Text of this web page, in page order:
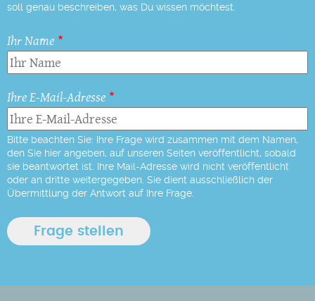
soll genau beschreiben, was Du wissen möchtest.
Ihr Name
Ihre E-Mail-Adresse
Bitte beachten Sie: Ihre Frage wird zusammen mit dem Namen,
den Sie hier angeben, auf unseren Seiten veröffentlicht, sobald
sie beantwortet ist. Ihre Mail-Adresse wird nicht veröffentlicht
oder an dritte weitergegeben. Sie dient ausschließlich der
Übermittlung der Antwort auf Ihre Frage.